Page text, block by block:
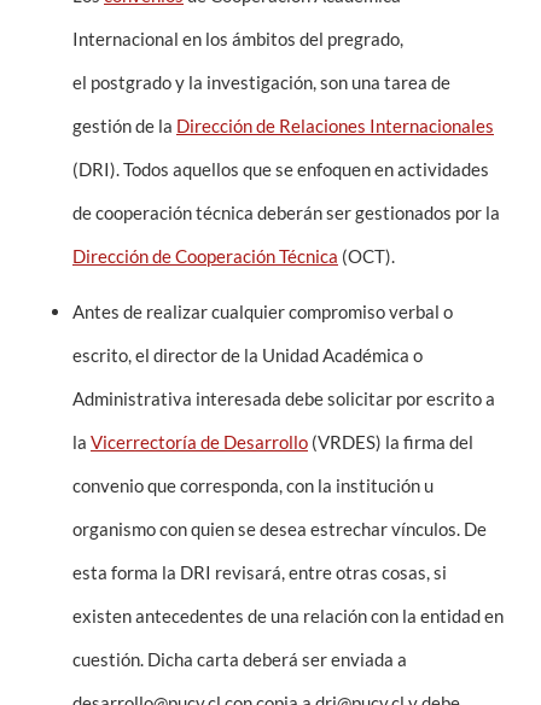
English
Internacional en los ámbitos del pregrado,
el postgrado y la investigación, son una tarea de
gestión de la Dirección de Relaciones Internacionales
(DRI). Todos aquellos que se enfoquen en actividades
de cooperación técnica deberán ser gestionados por la
Dirección de Cooperación Técnica (OCT).
Antes de realizar cualquier compromiso verbal o
escrito, el director de la Unidad Académica o
Administrativa interesada debe solicitar por escrito a
la Vicerrectoría de Desarrollo (VRDES) la firma del
convenio que corresponda, con la institución u
organismo con quien se desea estrechar vínculos. De
esta forma la DRI revisará, entre otras cosas, si
existen antecedentes de una relación con la entidad en
cuestión. Dicha carta deberá ser enviada a